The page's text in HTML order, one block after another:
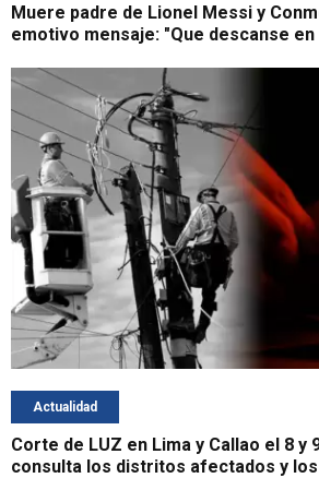
Muere padre de Lionel Messi y
emotivo mensaje: "Que descanse en
Actualidad
Corte de LUZ en Lima y Callao el 8 y
consulta los distritos afectados y